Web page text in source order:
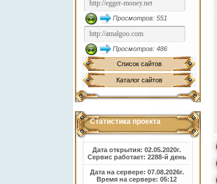
Просмотров: 551
Просмотров: 486
Список сайтов
Каталог сайтов
Статистика проекта
Дата открытия: 02.05.2020г.
Сервис работает: 2288-й день
Дата на сервере: 07.08.2026г.
Время на сервере: 05:12